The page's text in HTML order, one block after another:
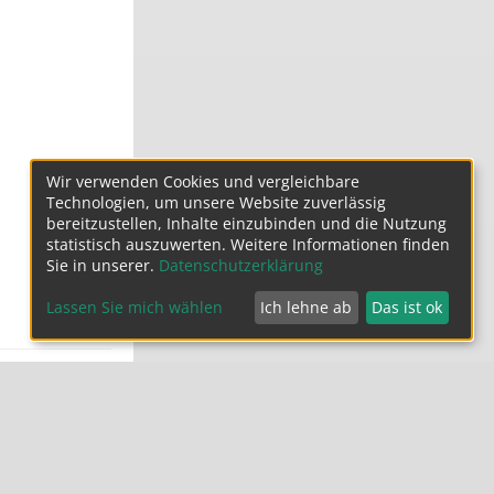
Wir verwenden Cookies und vergleichbare
Technologien, um unsere Website zuverlässig
bereitzustellen, Inhalte einzubinden und die Nutzung
statistisch auszuwerten. Weitere Informationen finden
Sie in unserer. Datenschutzerklärung
Lassen Sie mich wählen Ich lehne ab Das ist ok